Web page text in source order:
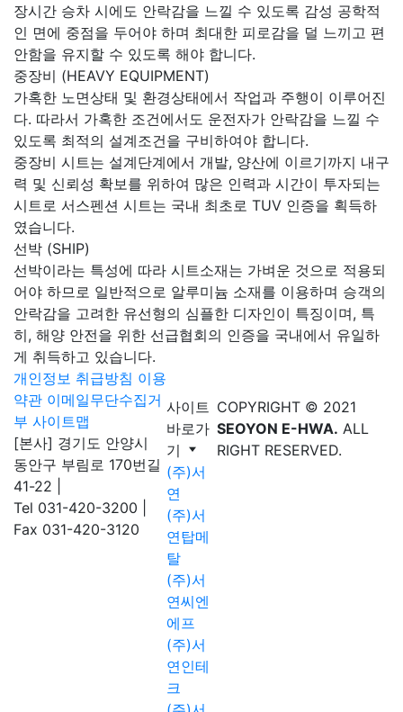
장시간 승차 시에도 안락감을 느낄 수 있도록 감성 공학적
인 면에 중점을 두어야 하며 최대한 피로감을 덜 느끼고 편
안함을 유지할 수 있도록 해야 합니다.
중장비 (HEAVY EQUIPMENT)
가혹한 노면상태 및 환경상태에서 작업과 주행이 이루어진
다. 따라서 가혹한 조건에서도 운전자가 안락감을 느낄 수
있도록 최적의 설계조건을 구비하여야 합니다.
중장비 시트는 설계단계에서 개발, 양산에 이르기까지 내구
력 및 신뢰성 확보를 위하여 많은 인력과 시간이 투자되는
시트로 서스펜션 시트는 국내 최초로 TUV 인증을 획득하
였습니다.
선박 (SHIP)
선박이라는 특성에 따라 시트소재는 가벼운 것으로 적용되
어야 하므로 일반적으로 알루미늄 소재를 이용하며 승객의
안락감을 고려한 유선형의 심플한 디자인이 특징이며, 특
히, 해양 안전을 위한 선급협회의 인증을 국내에서 유일하
게 취득하고 있습니다.
개인정보 취급방침 이용
약관 이메일무단수집거
부 사이트맵
[본사] 경기도 안양시
동안구 부림로 170번길
41-22
Tel 031-420-3200
Fax 031-420-3120
사이트
바로가
기
(주)서
연
(주)서
연탑메
탈
(주)서
연씨엔
에프
(주)서
연인테
크
COPYRIGHT © 2021
SEOYON E-HWA. ALL
RIGHT RESERVED.